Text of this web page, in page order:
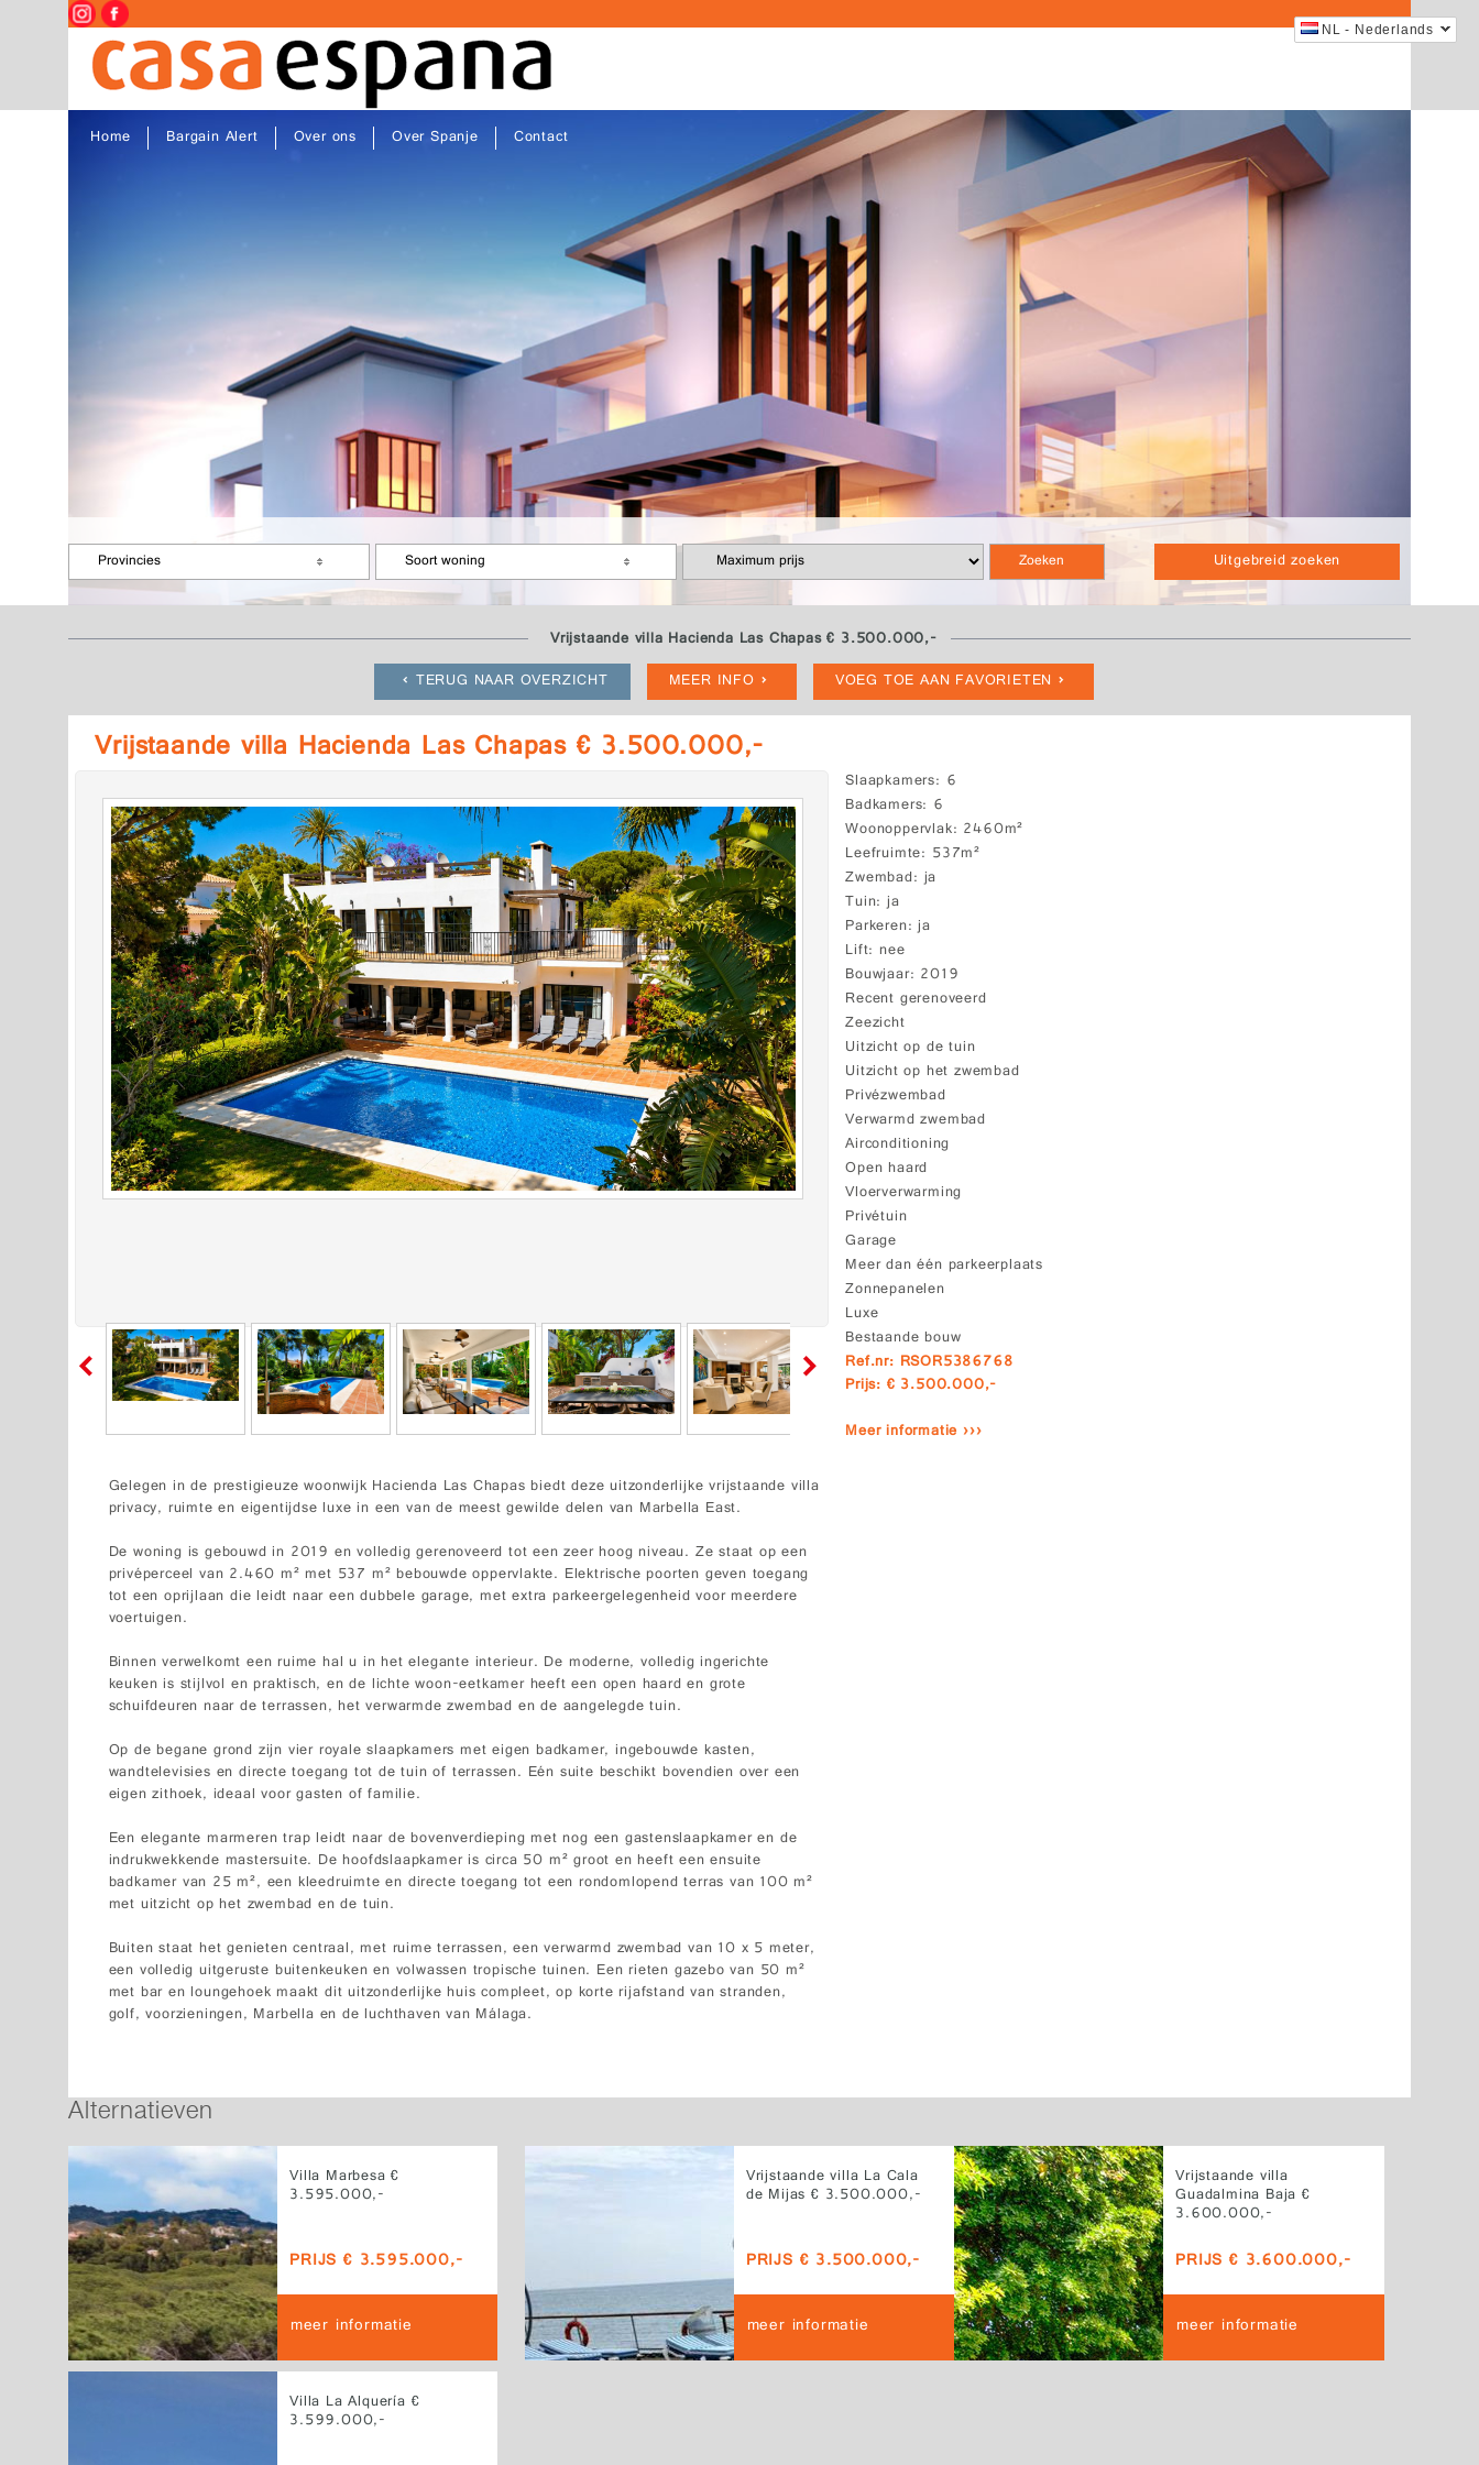
NL - Nederlands
Home Bargain Alert Over ons Over Spanje Contact
Uitgebreid zoeken
Provincies Soort woning
Vrijstaande villa Hacienda Las Chapas € 3.500.000,-
TERUG NAAR OVERZICHT
MEER INFO VOEG TOE AAN FAVORIETEN
Vrijstaande villa Hacienda Las Chapas € 3.500.000,-
Slaapkamers 6
Badkamers 6
Woonoppervlak 2460m²
Leefruimte 537m²
Zwembad ja
Tuin ja
Parkeren ja
Lift nee
Bouwjaar 2019
Recent gerenoveerd
Zeezicht
Uitzicht op de tuin
Uitzicht op het zwembad
Privézwembad
Verwarmd zwembad
Airconditioning
Open haard
Vloerverwarming
Privétuin
Garage
Meer dan één parkeerplaats
Zonnepanelen
Luxe
Bestaande bouw
Ref.nr: RSOR5386768
Prijs: € 3.500.000,-
Meer informatie ›››
Gelegen in de prestigieuze woonwijk Hacienda Las Chapas biedt deze uitzonderlijke vrijstaande villa
privacy, ruimte en eigentijdse luxe in een van de meest gewilde delen van Marbella East.
De woning is gebouwd in 2019 en volledig gerenoveerd tot een zeer hoog niveau. Ze staat op een
privéperceel van 2.460 m² met 537 m² bebouwde oppervlakte. Elektrische poorten geven toegang
tot een oprijlaan die leidt naar een dubbele garage, met extra parkeergelegenheid voor meerdere
voertuigen.
Binnen verwelkomt een ruime hal u in het elegante interieur. De moderne, volledig ingerichte
keuken is stijlvol en praktisch, en de lichte woon-eetkamer heeft een open haard en grote
schuifdeuren naar de terrassen, het verwarmde zwembad en de aangelegde tuin.
Op de begane grond zijn vier royale slaapkamers met eigen badkamer, ingebouwde kasten,
wandtelevisies en directe toegang tot de tuin of terrassen. Eén suite beschikt bovendien over een
eigen zithoek, ideaal voor gasten of familie.
Een elegante marmeren trap leidt naar de bovenverdieping met nog een gastenslaapkamer en de
indrukwekkende mastersuite. De hoofdslaapkamer is circa 50 m² groot en heeft een ensuite
badkamer van 25 m², een kleedruimte en directe toegang tot een rondomlopend terras van 100 m²
met uitzicht op het zwembad en de tuin.
Buiten staat het genieten centraal, met ruime terrassen, een verwarmd zwembad van 10 x 5 meter,
een volledig uitgeruste buitenkeuken en volwassen tropische tuinen. Een rieten gazebo van 50 m²
met bar en loungehoek maakt dit uitzonderlijke huis compleet, op korte rijafstand van stranden,
golf, voorzieningen, Marbella en de luchthaven van Málaga.
Alternatieven
Villa Marbesa €
3.595.000,-
PRIJS € 3.595.000,-
meer informatie
Vrijstaande villa La Cala
de Mijas € 3.500.000,-
PRIJS € 3.500.000,-
meer informatie
Vrijstaande villa
Guadalmina Baja €
3.600.000,-
PRIJS € 3.600.000,-
meer informatie
Villa La Alquería €
3.599.000,-